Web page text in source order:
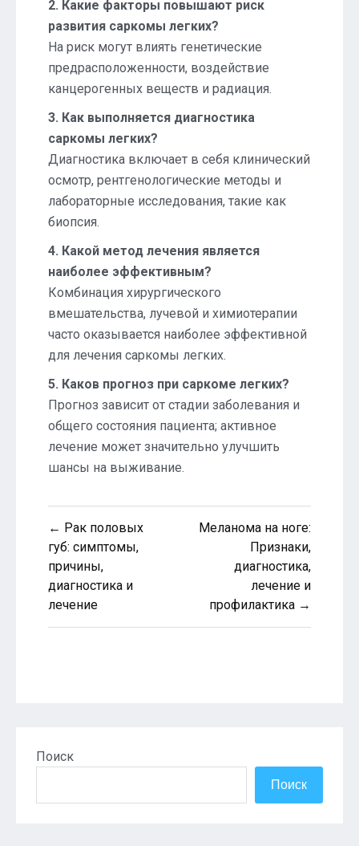
2. Какие факторы повышают риск
развития саркомы легких?
На риск могут влиять генетические
предрасположенности, воздействие
канцерогенных веществ и радиация.
3. Как выполняется диагностика
саркомы легких?
Диагностика включает в себя клинический
осмотр, рентгенологические методы и
лабораторные исследования, такие как
биопсия.
4. Какой метод лечения является
наиболее эффективным?
Комбинация хирургического
вмешательства, лучевой и химиотерапии
часто оказывается наиболее эффективной
для лечения саркомы легких.
5. Каков прогноз при саркоме легких?
Прогноз зависит от стадии заболевания и
общего состояния пациента; активное
лечение может значительно улучшить
шансы на выживание.
Навигация
по
записям
← Рак половых
губ: симптомы,
причины,
диагностика и
лечение
Меланома на ноге:
Признаки,
диагностика,
лечение и
профилактика →
Поиск
Поиск